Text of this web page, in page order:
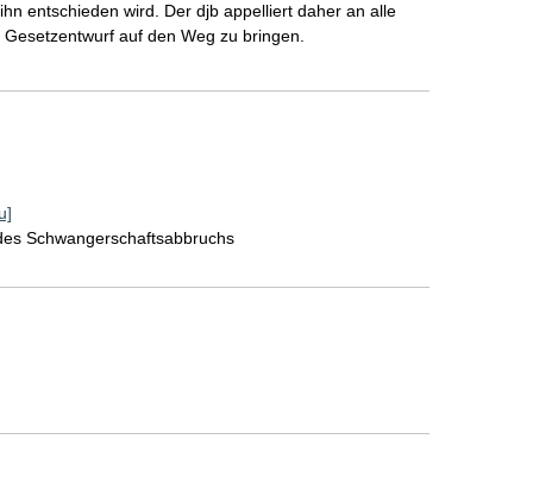
entschieden wird. Der djb appelliert daher an alle
auf den Weg zu bringen.
Schwangerschaftsabbruchs